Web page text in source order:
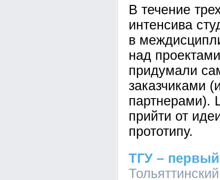
В течение
интенсива
в
над
придумали
заказчиками
прийти от
прототипу.
ТГУ –